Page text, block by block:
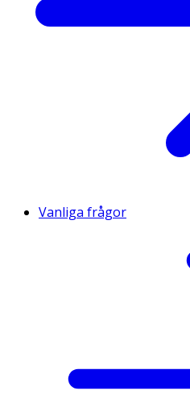
Vanliga frågor